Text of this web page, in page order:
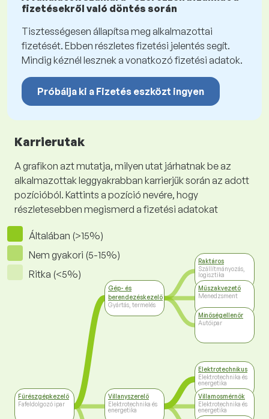
fizetésekről való döntés során
Tisztességesen állapítsa meg alkalmazottai
fizetését. Ebben részletes fizetési jelentés segít.
Mindig kéznél lesznek a vonatkozó fizetési adatok.
Próbálja ki a Fizetés eszközt ingyen
Karrierutak
A grafikon azt mutatja, milyen utat járhatnak be az
alkalmazottak leggyakrabban karrierjük során az adott
pozícióból. Kattints a pozíció nevére, hogy
részletesebben megismerd a fizetési adatokat
Általában (>15%)
Nem gyakori (5-15%)
Ritka (<5%)
Fűrészgépkezelő
Fafeldolgozó ipar
Gép- és
berendezéskezelő
Gyártás, termelés
Villanyszerelő
Elektrotechnika és
energetika
Raktáros
Szállítmányozás,
logisztika
Műszakvezető
Menedzsment
Minőségellenőr
Autóipar
Elektrotechnikus
Elektrotechnika és
energetika
Villamosmérnök
Elektrotechnika és
energetika